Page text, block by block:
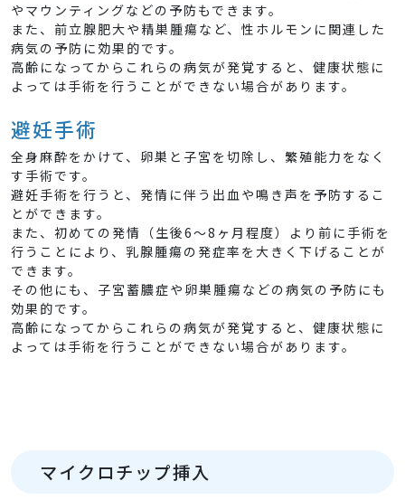
やマウンティングなどの予防もできます。
また、前立腺肥大や精巣腫瘍など、性ホルモンに関連した
病気の予防に効果的です。
高齢になってからこれらの病気が発覚すると、健康状態に
よっては手術を行うことができない場合があります。
避妊手術
全身麻酔をかけて、卵巣と子宮を切除し、繁殖能力をなく
す手術です。
避妊手術を行うと、発情に伴う出血や鳴き声を予防するこ
とができます。
また、初めての発情（生後6～8ヶ月程度）より前に手術を
行うことにより、乳腺腫瘍の発症率を大きく下げることが
できます。
その他にも、子宮蓄膿症や卵巣腫瘍などの病気の予防にも
効果的です。
高齢になってからこれらの病気が発覚すると、健康状態に
よっては手術を行うことができない場合があります。
マイクロチップ挿入